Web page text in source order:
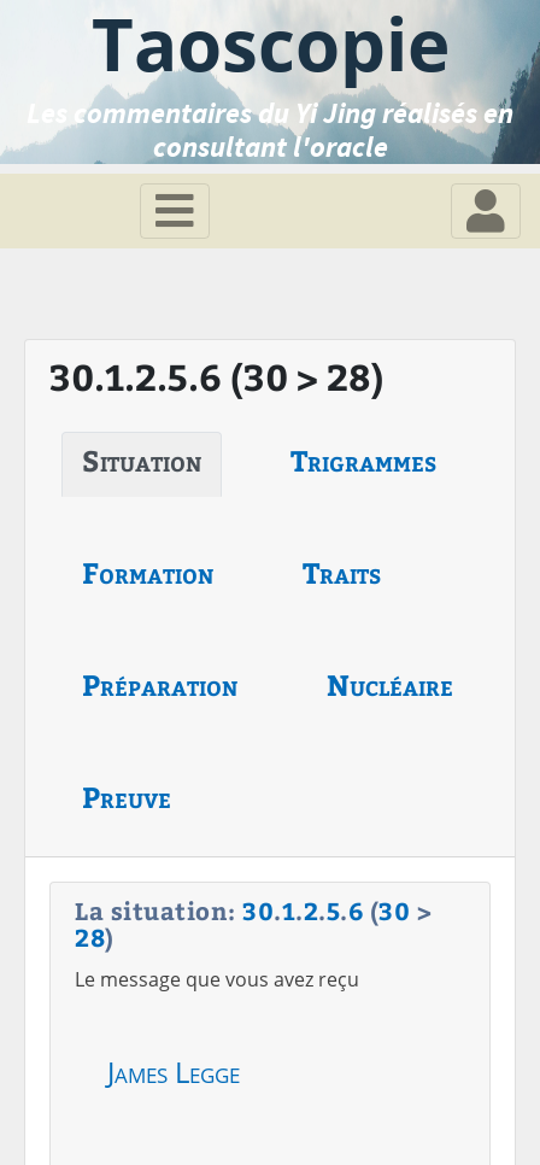
Taoscopie
Les commentaires du Yi Jing réalisés en
consultant l'oracle
30.1.2.5.6 (30 > 28)
Situation Trigrammes
Formation Traits
Préparation Nucléaire
Preuve
La situation: 30.1.2.5.6 (30 >
28)
Le message que vous avez reçu
James Legge